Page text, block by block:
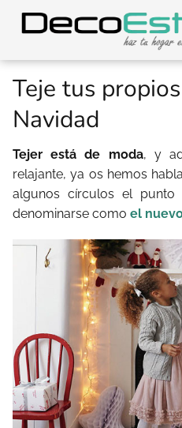
Teje tus
Navidad
Tejer está de moda, y
relajante, ya os hemos
algunos círculos el
denominarse como el